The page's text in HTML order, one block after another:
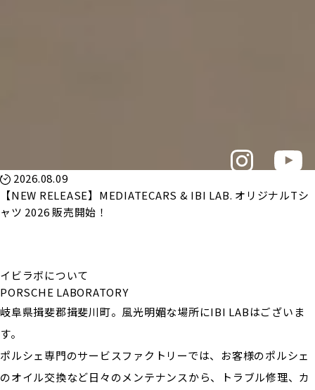
2026.08.09
【NEW RELEASE】MEDIATECARS & IBI LAB. オリジナルTシ
ャツ 2026 販売開始！
イビラボについて
PORSCHE LABORATORY
岐阜県揖斐郡揖斐川町。風光明媚な場所にIBI LABはございま
す。
ポルシェ専門のサービスファクトリーでは、お客様のポルシェ
のオイル交換など日々のメンテナンスから、トラブル修理、カ